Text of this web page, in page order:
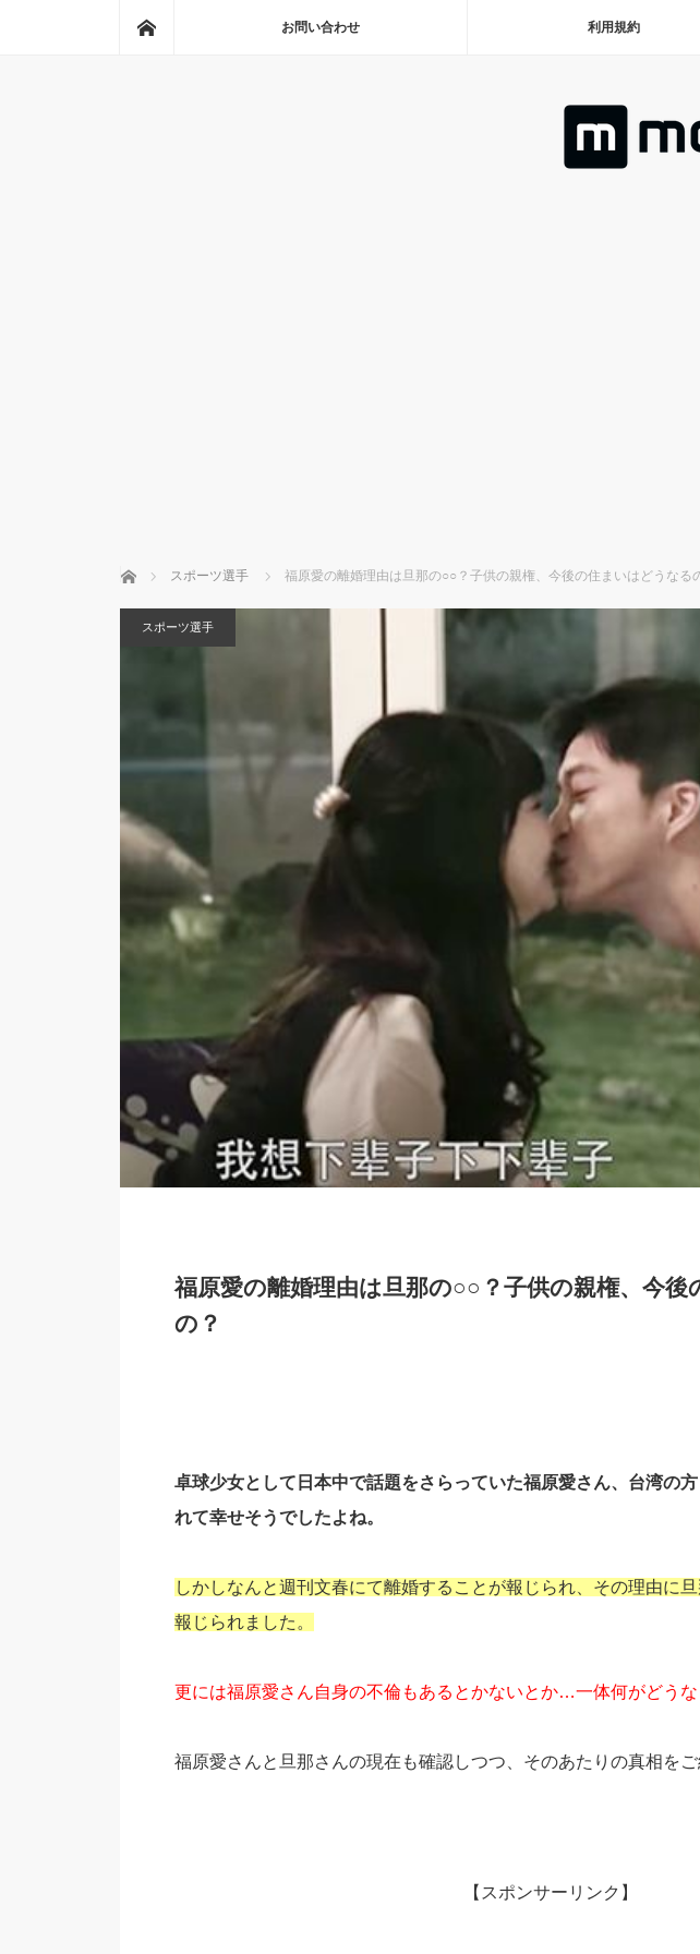
お問い合わせ 利用規約
ホーム スポーツ選手 福原愛の離婚理由は旦那の○○？子供の親権、今後の住まいはどうなる
スポーツ選手
福原愛の離婚理由は旦那の○○？子供の親権、今後
の？
卓球少女として日本中で話題をさらっていた福原愛さん、台湾の
れて幸せそうでしたよね。
しかしなんと週刊文春にて離婚することが報じられ、その理由に
報じられました。
更には福原愛さん自身の不倫もあるとかないとか…一体何がどうな
福原愛さんと旦那さんの現在も確認しつつ、そのあたりの真相をご
【スポンサーリンク】